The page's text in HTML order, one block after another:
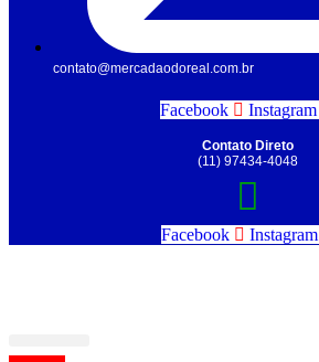
contato@mercadaodoreal.com.br
Facebook Instagram
Contato Direto
(11) 97434-4048
Facebook Instagram